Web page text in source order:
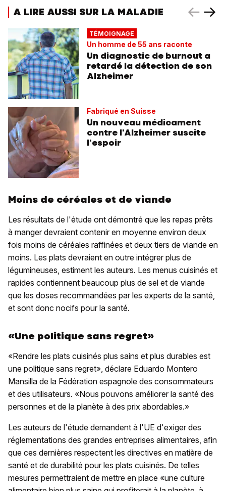
A LIRE AUSSI SUR LA MALADIE
TÉMOIGNAGE
Un homme de 55 ans raconte
Un diagnostic de burnout a
retardé la détection de son
Alzheimer
Fabriqué en Suisse
Un nouveau médicament
contre l'Alzheimer suscite
l'espoir
Moins de céréales et de viande
Les résultats de l'étude ont démontré que les repas prêts
à manger devraient contenir en moyenne environ deux
fois moins de céréales raffinées et deux tiers de viande en
moins. Les plats devraient en outre intégrer plus de
légumineuses, estiment les auteurs. Les menus cuisinés et
rapides contiennent beaucoup plus de sel et de viande
que les doses recommandées par les experts de la santé,
et sont donc nocifs pour la santé.
«Une politique sans regret»
«Rendre les plats cuisinés plus sains et plus durables est
une politique sans regret», déclare Eduardo Montero
Mansilla de la Fédération espagnole des consommateurs
et des utilisateurs. «Nous pouvons améliorer la santé des
personnes et de la planète à des prix abordables.»
Les auteurs de l'étude demandent à l'UE d'exiger des
réglementations des grandes entreprises alimentaires, afin
que ces dernières respectent les directives en matière de
santé et de durabilité pour les plats cuisinés. De telles
mesures permettraient de mettre en place «une culture